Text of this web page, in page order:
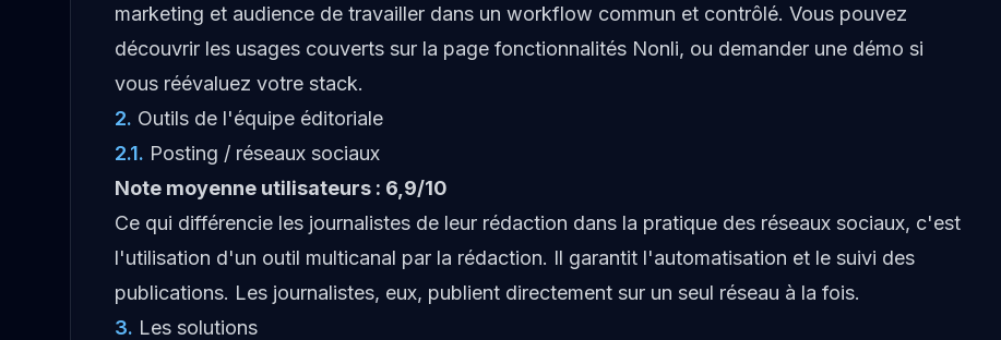
marketing et audience de travailler dans un workflow commun et contrôlé. Vous pouvez
découvrir les usages couverts sur la page fonctionnalités Nonli, ou demander une démo si
vous réévaluez votre stack.
2. Outils de l'équipe éditoriale
2.1. Posting / réseaux sociaux
Note moyenne utilisateurs : 6,9/10
Ce qui différencie les journalistes de leur rédaction dans la pratique des réseaux sociaux, c'est
l'utilisation d'un outil multicanal par la rédaction. Il garantit l'automatisation et le suivi des
publications. Les journalistes, eux, publient directement sur un seul réseau à la fois.
3. Les solutions